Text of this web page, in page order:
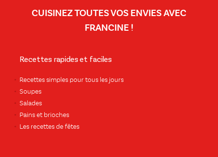
CUISINEZ TOUTES VOS ENVIES AVEC
FRANCINE !
Recettes rapides et faciles
Recettes simples pour tous les jours
Soupes
Salades
Pains et brioches
Les recettes de fêtes